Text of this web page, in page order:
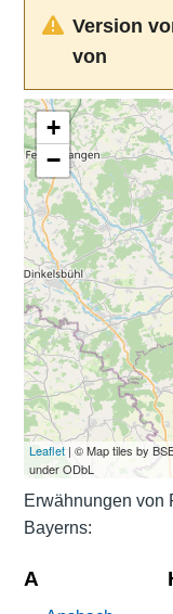
Version
von
+
−
Leaflet| © Map tiles by
under ODbL
Erwähnungen von
Bayerns:
A